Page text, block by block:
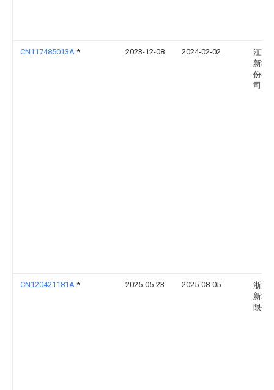
CN117485013A * 2023-12-08 2024-02-02
江苏
新材
份有
司
CN120421181A * 2025-05-23 2025-08-05
浙江
新材
限公